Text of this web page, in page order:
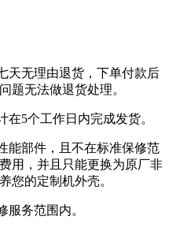
天无理由退货，下单付款后
题无法做退货处理。
5个工作日内完成发货。
能部件，且不在标准保修范
用，并且只能更换为原厂非
您的定制机外壳。
服务范围内。